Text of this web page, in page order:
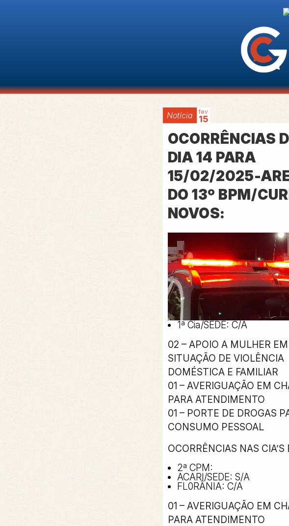
Notícia 15
fev
OCORRÊNCIAS
DIA 14 PARA
15/02/2025-
DO 13º BPM/
NOVOS:
1ª Cia/SEDE: C/A
02 – APOIO A MULHER EM
SITUAÇÃO DE VIOLÊNCIA
DOMÉSTICA E FAMILIAR
01 – AVERIGUAÇÃO EM
PARA ATENDIMENTO
01 – PORTE DE DROGAS
CONSUMO PESSOAL
OCORRÊNCIAS NAS CIA’S
2ª CPM:
ACARI/SEDE: S/A
FL0RÂNIA: C/A
01 – AVERIGUAÇÃO EM
PARA ATENDIMENTO